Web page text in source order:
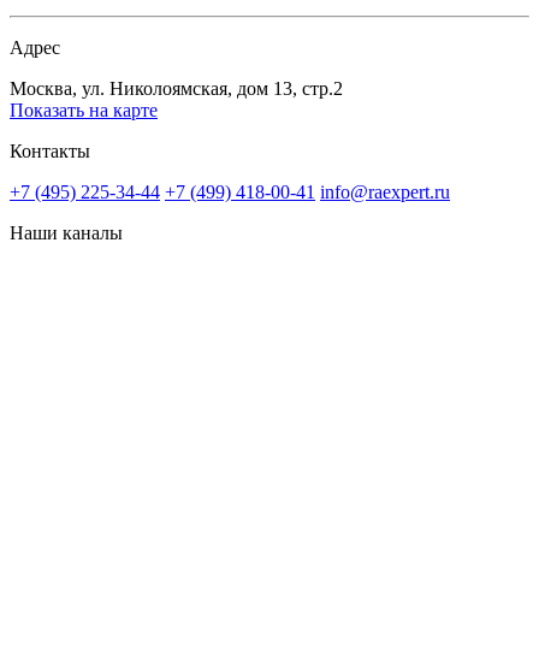
Адрес
Москва, ул. Николоямская, дом 13, стр.2
Показать на карте
Контакты
+7 (495) 225-34-44 +7 (499) 418-00-41 info@raexpert.ru
Наши каналы